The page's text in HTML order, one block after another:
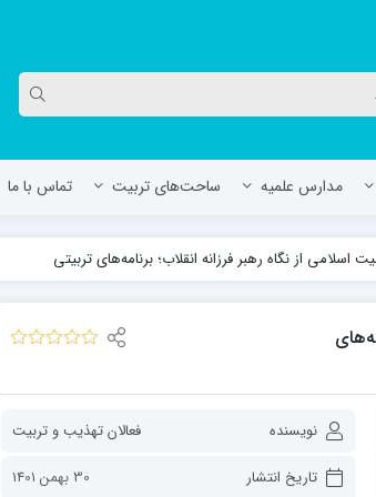
مدارس علمیه
مدرسه علمیه المهدی (عج)/ آران و بیدگل
حوزه علمیه سفیران هدایت رهنان
ساحت‌های تربیت تماس با ما
اسلامی از نگاه رهبر فرزانه انقلاب؛ برنامه‌های تربیتی
نویسنده
فعالان تهذیب و تربیت
تاریخ انتشار
30 بهمن 1401